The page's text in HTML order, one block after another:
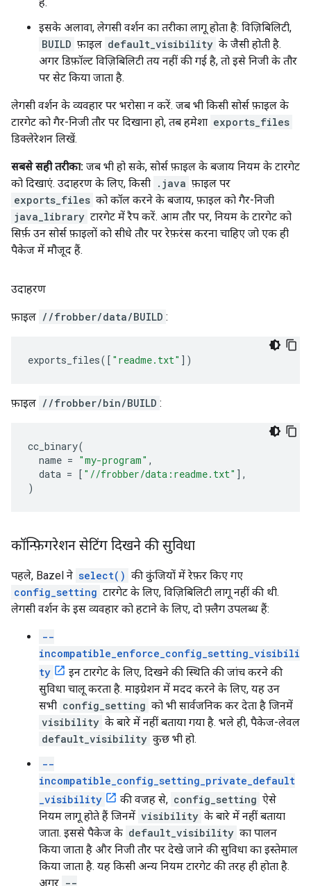
इसके अलावा, लेगसी वर्शन का तरीका लागू होता है: विज़िबिलिटी,
BUILD फ़ाइल default_visibility के जैसी होती है.
अगर डिफ़ॉल्ट विज़िबिलिटी तय नहीं की गई है, तो इसे निजी के तौर
पर सेट किया जाता है.
लेगसी वर्शन के व्यवहार पर भरोसा न करें. जब भी किसी सोर्स फ़ाइल के
टारगेट को गैर-निजी तौर पर दिखाना हो, तब हमेशा exports_files
डिक्लेरेशन लिखें.
सबसे सही तरीका: जब भी हो सके, सोर्स फ़ाइल के बजाय नियम के टारगेट
को दिखाएं. उदाहरण के लिए, किसी .java फ़ाइल पर
exports_files को कॉल करने के बजाय, फ़ाइल को गैर-निजी
java_library टारगेट में रैप करें. आम तौर पर, नियम के टारगेट को
सिर्फ़ उन सोर्स फ़ाइलों को सीधे तौर पर रेफ़रंस करना चाहिए जो एक ही
पैकेज में मौजूद हैं.
उदाहरण
फ़ाइल //frobber/data/BUILD :
exports_files([ "readme.txt" ])
फ़ाइल //frobber/bin/BUILD :
cc_binary(
name = "my-program" ,
data = [ "//frobber/data:readme.txt" ],
)
कॉन्फ़िगरेशन सेटिंग दिखने की सुविधा
पहले, Bazel ने select() की कुंजियों में रेफ़र किए गए
config_setting टारगेट के लिए, विज़िबिलिटी लागू नहीं की थी.
लेगसी वर्शन के इस व्यवहार को हटाने के लिए, दो फ़्लैग उपलब्ध हैं:
--
incompatible_enforce_config_setting_visibili
ty
इन टारगेट के लिए, दिखने की स्थिति की जांच करने की
सुविधा चालू करता है. माइग्रेशन में मदद करने के लिए, यह उन
सभी config_setting को भी सार्वजनिक कर देता है जिनमें
visibility के बारे में नहीं बताया गया है. भले ही, पैकेज-लेवल
default_visibility कुछ भी हो.
--
incompatible_config_setting_private_default
_visibility
की वजह से, config_setting ऐसे
नियम लागू होते हैं जिनमें visibility के बारे में नहीं बताया
जाता. इससे पैकेज के default_visibility का पालन
किया जाता है और निजी तौर पर देखे जाने की सुविधा का इस्तेमाल
किया जाता है. यह किसी अन्य नियम टारगेट की तरह ही होता है.
अगर --